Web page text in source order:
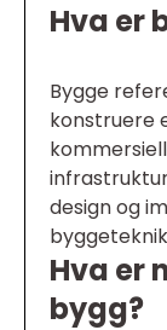
Hva er
Bygge
konstruere
design og
Hva er
bygg?